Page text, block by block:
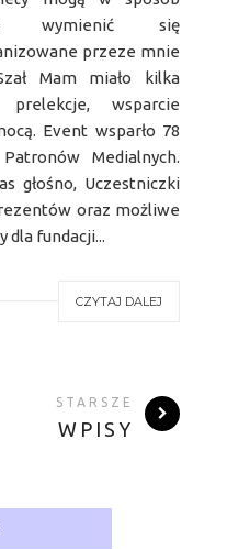
wymienić się
przeze mnie
Mam miało kilka
prelekcje, wsparcie
Event wsparło 78
Medialnych.
głośno, Uczestniczki
oraz możliwe
dla fundacji...
CZYTAJ DALEJ
STARSZE
WPISY